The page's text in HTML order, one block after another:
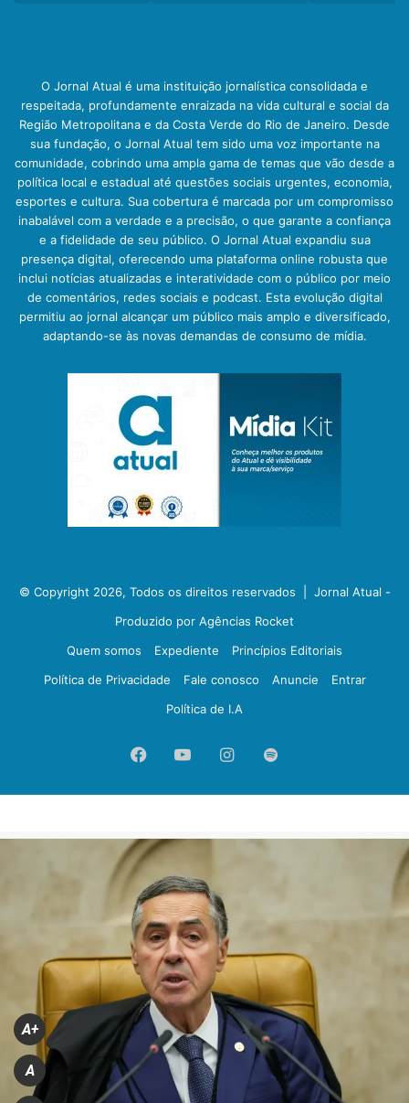
O Jornal Atual é uma instituição jornalística consolidada e
respeitada, profundamente enraizada na vida cultural e social da
Região Metropolitana e da Costa Verde do Rio de Janeiro. Desde
sua fundação, o Jornal Atual tem sido uma voz importante na
comunidade, cobrindo uma ampla gama de temas que vão desde a
política local e estadual até questões sociais urgentes, economia,
esportes e cultura. Sua cobertura é marcada por um compromisso
inabalável com a verdade e a precisão, o que garante a confiança
e a fidelidade de seu público. O Jornal Atual expandiu sua
presença digital, oferecendo uma plataforma online robusta que
inclui notícias atualizadas e interatividade com o público por meio
de comentários, redes sociais e podcast. Esta evolução digital
permitiu ao jornal alcançar um público mais amplo e diversificado,
adaptando-se às novas demandas de consumo de mídia.
© Copyright 2026, Todos os direitos reservados | Jornal Atual -
Produzido por Agências Rocket
Quem somos
Expediente
Princípios Editoriais
Política de Privacidade
Fale conosco Anuncie
Entrar
Política de I.A
FacebookYouTubeInstagram
Spotify
A+
A